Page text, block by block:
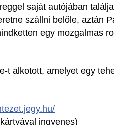
saját autójában
szállni belőle, aztán
egy mozgalmas
t alkotott, amelyet egy
kártyával ingyenes)